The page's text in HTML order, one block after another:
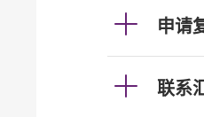
申请
联系